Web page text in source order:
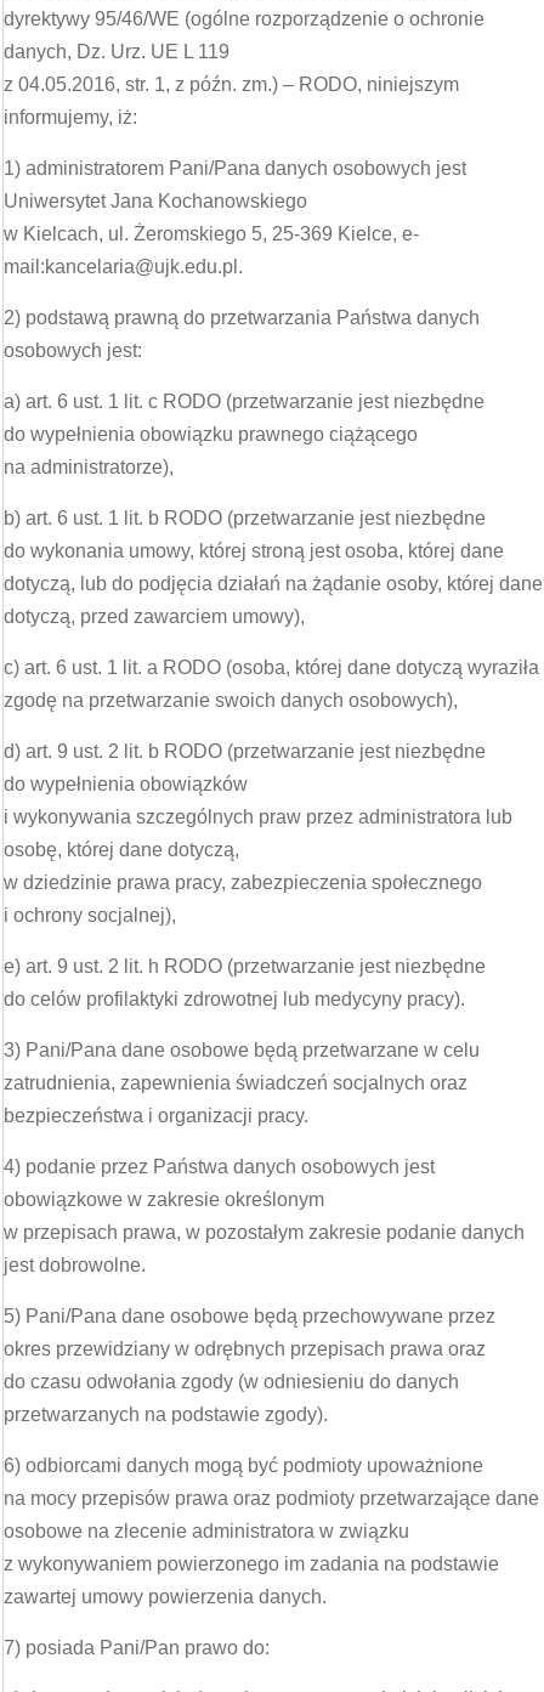
dyrektywy 95/46/WE (ogólne rozporządzenie o ochronie
danych, Dz. Urz. UE L 119
z 04.05.2016, str. 1, z późn. zm.) – RODO, niniejszym
informujemy, iż:
1) administratorem Pani/Pana danych osobowych jest
Uniwersytet Jana Kochanowskiego
w Kielcach, ul. Żeromskiego 5, 25-369 Kielce, e-
mail:kancelaria@ujk.edu.pl.
2) podstawą prawną do przetwarzania Państwa danych
osobowych jest:
a) art. 6 ust. 1 lit. c RODO (przetwarzanie jest niezbędne
do wypełnienia obowiązku prawnego ciążącego
na administratorze),
b) art. 6 ust. 1 lit. b RODO (przetwarzanie jest niezbędne
do wykonania umowy, której stroną jest osoba, której dane
dotyczą, lub do podjęcia działań na żądanie osoby, której dane
dotyczą, przed zawarciem umowy),
c) art. 6 ust. 1 lit. a RODO (osoba, której dane dotyczą wyraziła
zgodę na przetwarzanie swoich danych osobowych),
d) art. 9 ust. 2 lit. b RODO (przetwarzanie jest niezbędne
do wypełnienia obowiązków
i wykonywania szczególnych praw przez administratora lub
osobę, której dane dotyczą,
w dziedzinie prawa pracy, zabezpieczenia społecznego
i ochrony socjalnej),
e) art. 9 ust. 2 lit. h RODO (przetwarzanie jest niezbędne
do celów profilaktyki zdrowotnej lub medycyny pracy).
3) Pani/Pana dane osobowe będą przetwarzane w celu
zatrudnienia, zapewnienia świadczeń socjalnych oraz
bezpieczeństwa i organizacji pracy.
4) podanie przez Państwa danych osobowych jest
obowiązkowe w zakresie określonym
w przepisach prawa, w pozostałym zakresie podanie danych
jest dobrowolne.
5) Pani/Pana dane osobowe będą przechowywane przez
okres przewidziany w odrębnych przepisach prawa oraz
do czasu odwołania zgody (w odniesieniu do danych
przetwarzanych na podstawie zgody).
6) odbiorcami danych mogą być podmioty upoważnione
na mocy przepisów prawa oraz podmioty przetwarzające dane
osobowe na zlecenie administratora w związku
z wykonywaniem powierzonego im zadania na podstawie
zawartej umowy powierzenia danych.
7) posiada Pani/Pan prawo do: